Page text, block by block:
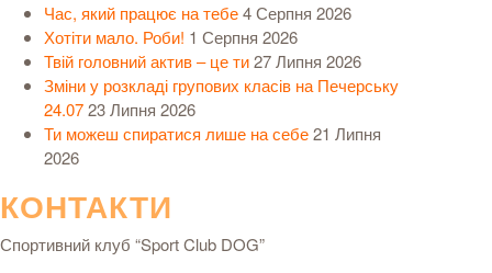
Час, який працює на тебе4 Серпня 2026
Хотіти мало. Роби! 1 Серпня 2026
Твій головний актив – це ти27 Липня 2026
Зміни у розкладі групових класів на Печерську
24.0723 Липня 2026
Ти можеш спиратися лише на себе21 Липня
2026
КОНТАКТИ
Спортивний клуб “Sport Club DOG”